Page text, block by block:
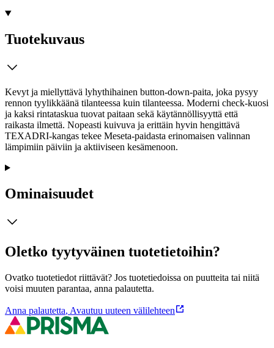
Tuotekuvaus
Kevyt ja miellyttävä lyhythihainen button‑down‑paita, joka pysyy
rennon tyylikkäänä tilanteessa kuin tilanteessa. Moderni check‑kuosi
ja kaksi rintataskua tuovat paitaan sekä käytännöllisyyttä että
raikasta ilmettä. Nopea­sti kuivuva ja erittäin hyvin hengittävä
TEXADRI‑kangas tekee Meseta‑paidasta erinomaisen valinnan
lämpimiin päiviin ja aktiiviseen kesämenoon.
Ominaisuudet
Oletko tyytyväinen tuotetietoihin?
Ovatko tuotetiedot riittävät? Jos tuotetiedoissa on puutteita tai niitä
voisi muuten parantaa, anna palautetta.
Anna palautetta, Avautuu uuteen välilehteen